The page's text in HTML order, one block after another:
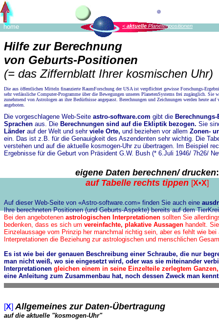
home <aktuellePlanetenpositionen
Hilfe zur Berechnung
von Geburts-Positionen
(= das Ziffernblatt Ihrer kosmischen Uhr)
Die aus öffentlichen Mitteln finanzierte RaumForschung der USA ist verpflichtet gewisse Forschungs-
sehr verlässliche Computer-Programme über die Bewegungen unseres PlanetenSystems frei zugänglich. Sie
zunehmend von Astrologen an ihre Bedürfnisse angepasst. Berechnungen und Zeichnungen werden heute auf
angeboten.
Die vorgeschlagene Web-Seite astro-software.com gibt die
Sprachen aus. Die Berechnungen sind auf die Ekliptik bezogen. Sie
Länder auf der Welt und sehr viele Orte, und beziehen vor allem Zonen-
ein. Das ist z.B. für die Genauigkeit des Aszendenten sehr wichtig. Die
verstehen und auf die aktuelle kosmogen-Uhr zu übertragen. Im Beispiel
Ergebnisse für die Geburt von Präsident G.W. Bush (* 6.Juli 1946/ 7h26/
eigene Daten berechnen/ drucken:
auf Tabelle rechts tippen [X•X]
Auf dieser Web-Seite von «Astro-software.com» finden Sie auch eine
Ihre berechneten Positionen (und Geburts-Aspekte) bereits auf dem
Bei den angebotenen astrologischen Interpretationen sollten Sie
bedenken, dass es sich um vereinfachte, plakative Aussagen handelt.
Einzelaussage vom Prinzip her manchmal richtig sein, aber es fehlt wie bei
Interpretationen die Beziehung zur astrologischen und menschlichen
Es ist wie bei der genauen Beschreibung einer Schraube, die nur
man nicht weiß, wo sie eingesetzt wird, oder was sie miteinander
Interpretationen gleichen einem in seine Einzelteile zerlegtem
eine Anleitung zum Zusammenbau hat, noch dessen Zweck man
[X] Allgemeines zur Daten-Übertragung
auf die aktuelle "kosmogen-Uhr"